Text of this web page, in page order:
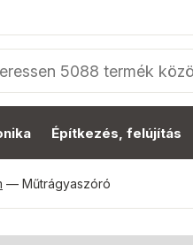
Építkezés, felújítás
— Műtrágyaszóró